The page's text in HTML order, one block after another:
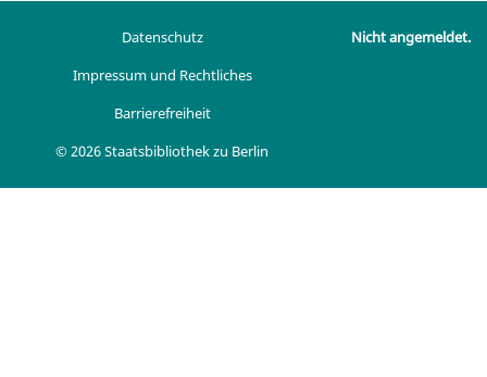
Datenschutz
Impressum und Rechtliches
Barrierefreiheit
© 2026 Staatsbibliothek zu Berlin
Nicht angemeldet.